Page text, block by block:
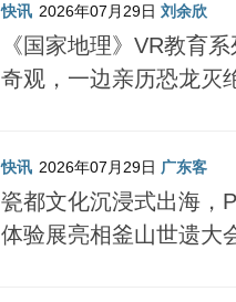
快讯 2026年07月29日 刘余欣
《国家地理》VR教育
奇观，一边亲历恐龙灭
快讯 2026年07月29日 广东客
瓷都文化沉浸式出海，
体验展亮相釜山世遗大